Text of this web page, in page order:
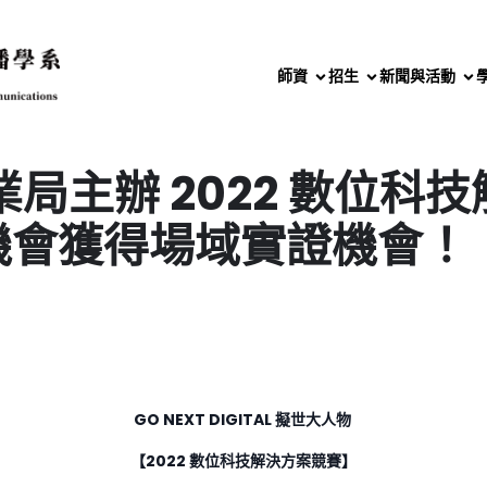
師資 招生 新聞與活動
局主辦 2022 數位科
獲得場域實證機會！
GO NEXT DIGITAL 擬世大人物
【2022 數位科技解決方案競賽】